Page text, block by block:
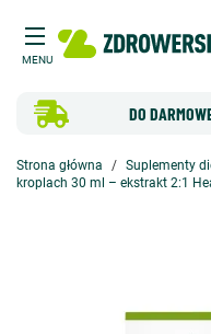
MENU
DO
Strona główna Suplementy
kroplach 30 ml – ekstrakt 2:1